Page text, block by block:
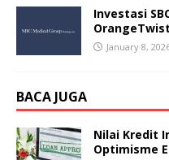
Investasi
January 8,
BACA JUGA
Nilai Kredit
Optimisme